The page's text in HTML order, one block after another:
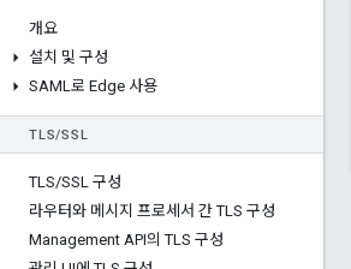
개요
설치 및 구성
SAML로 Edge 사용
TLS/SSL
TLS/SSL 구성
라우터와 메시지 프로세서 간 TLS 구성
Management API의 TLS 구성